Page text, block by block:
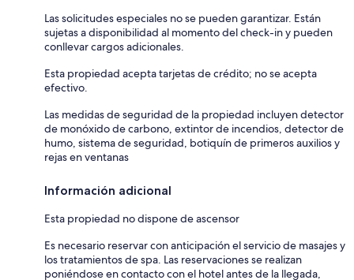
Las solicitudes especiales no se pueden garantizar. Están
sujetas a disponibilidad al momento del check-in y pueden
conllevar cargos adicionales.
Esta propiedad acepta tarjetas de crédito; no se acepta
efectivo.
Las medidas de seguridad de la propiedad incluyen detector
de monóxido de carbono, extintor de incendios, detector de
humo, sistema de seguridad, botiquín de primeros auxilios y
rejas en ventanas
Información adicional
Esta propiedad no dispone de ascensor
Es necesario reservar con anticipación el servicio de masajes y
los tratamientos de spa. Las reservaciones se realizan
poniéndose en contacto con el hotel antes de la llegada,